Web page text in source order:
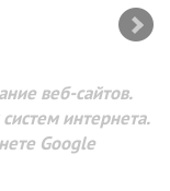
веб-сайтов.
интернета.
Google